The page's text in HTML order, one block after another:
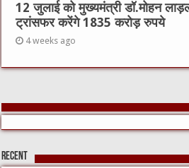
12 जुलाई को मुख्यमंत्री डॉ.मोहन
ट्रांसफर करेंगे 1835 करोड़ रुपये
4 weeks ago
Recent